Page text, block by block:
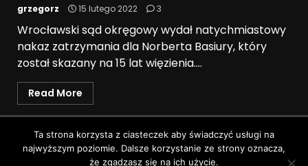
grzegorz 15 lutego 2022 3
Wrocławski sąd okręgowy wydał natychmiastowy
nakaz zatrzymania dla Norberta Basiury, który
został skazany na 15 lat więzienia....
Read More
Polityka prywatności
Wszystkie prawa zastrzeżone © Pruszków News
Ta strona korzysta z ciasteczek aby świadczyć usługi na
najwyższym poziomie. Dalsze korzystanie ze strony oznacza,
że zgadzasz się na ich użycie.